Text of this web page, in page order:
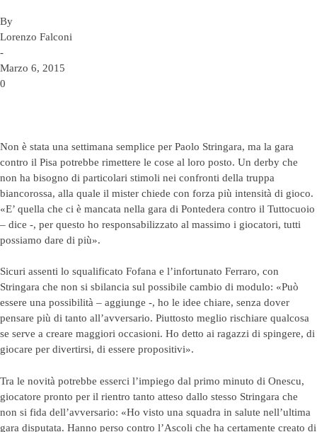
By
Lorenzo Falconi
-
Marzo 6, 2015
0
Non è stata una settimana semplice per Paolo Stringara, ma la gara
contro il Pisa potrebbe rimettere le cose al loro posto. Un derby che
non ha bisogno di particolari stimoli nei confronti della truppa
biancorossa, alla quale il mister chiede con forza più intensità di gioco.
«E’ quella che ci è mancata nella gara di Pontedera contro il Tuttocuoio
– dice -, per questo ho responsabilizzato al massimo i giocatori, tutti
possiamo dare di più».
Sicuri assenti lo squalificato Fofana e l’infortunato Ferraro, con
Stringara che non si sbilancia sul possibile cambio di modulo: «Può
essere una possibilità – aggiunge -, ho le idee chiare, senza dover
pensare più di tanto all’avversario. Piuttosto meglio rischiare qualcosa
se serve a creare maggiori occasioni. Ho detto ai ragazzi di spingere, di
giocare per divertirsi, di essere propositivi».
Tra le novità potrebbe esserci l’impiego dal primo minuto di Onescu,
giocatore pronto per il rientro tanto atteso dallo stesso Stringara che
non si fida dell’avversario: «Ho visto una squadra in salute nell’ultima
gara disputata. Hanno perso contro l’Ascoli che ha certamente creato di